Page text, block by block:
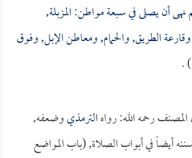
أن يصلى في سبعة مواطن: المزبلة,
وقارعة الطريق, والحمام, ومعاطن الإبل, وفوق
) . ‏
رحمه الله: رواهالترمذيوضعفه,
أيضاً في أبواب الصلاة, (باب المواضع